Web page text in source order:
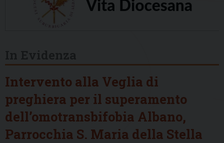
Intervento alla Veglia di
preghiera per il superamento
dell’omotransbifobia Albano,
Parrocchia S. Maria della Stella